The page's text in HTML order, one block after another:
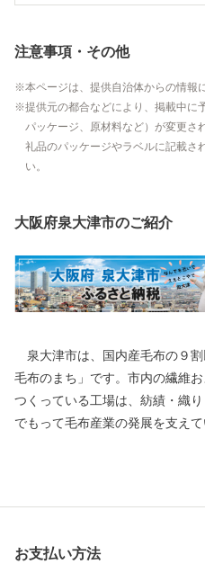
注意事項・その他
本ページは、提供自治体からの情報
提供元の都合などにより、掲載中に
パッケージ、原材料など）が変更さ
礼品のパッケージやラベルに記載さ
い。
大阪府泉大津市のご紹介
泉大津市は、国内産毛布の９
毛布のまち」です。市内の繊維
つくっている工場は、紡績・織
でもって毛布産業の発展を支え
ていました。交通の要として人
市、南部は大津川を境として泉
お支払い方法